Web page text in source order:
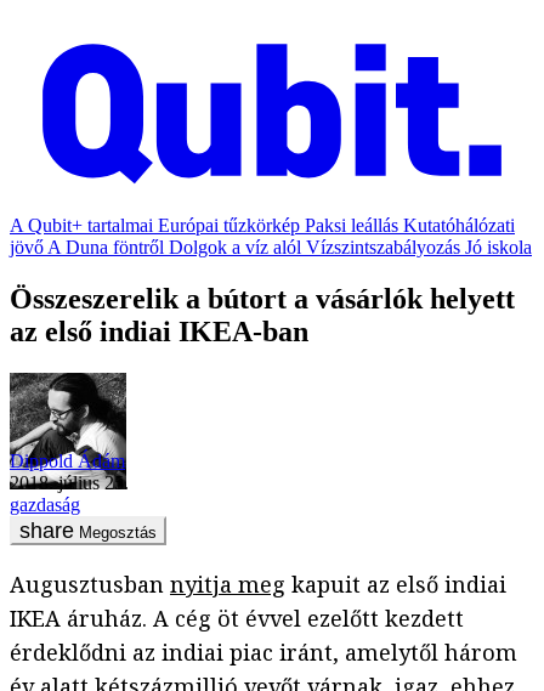
A Qubit+ tartalmai Európai tűzkörkép Paksi leállás Kutatóhálózati
jövő A Duna föntről Dolgok a víz alól Vízszintszabályozás Jó iskola
Összeszerelik a bútort a vásárlók helyett
az első indiai IKEA-ban
Dippold Ádám
2018. július 25.
gazdaság
Megosztás
Augusztusban nyitja meg kapuit az első indiai
IKEA áruház. A cég öt évvel ezelőtt kezdett
érdeklődni az indiai piac iránt, amelytől három